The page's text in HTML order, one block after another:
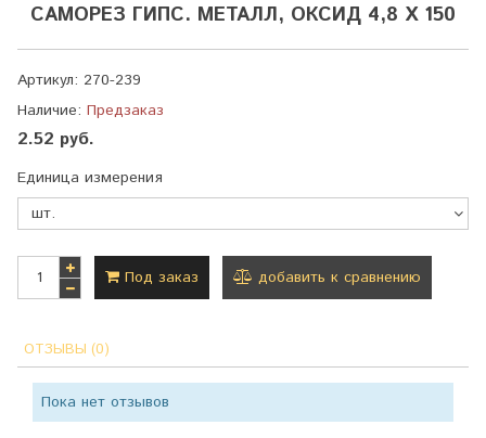
САМОРЕЗ ГИПС. МЕТАЛЛ, ОКСИД 4,8 Х 150
Артикул: 270-239
Наличие: Предзаказ
2.52 руб.
Единица измерения
Под заказ добавить к сравнению
ОТЗЫВЫ (0)
Пока нет отзывов